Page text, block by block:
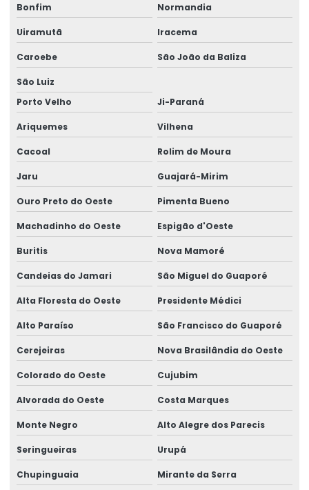
Ponte Rolante Com Controle Remoto
Ponte Rolante De Carga Até 16 Toneladas
Ponte Rolante Monoviga
Ponte Rolante Personalizada Para Carga
Pontes Rolantes Para Indústrias
Pórtico Rolante
Pórtico Rolante Biviga Brevil
Pórtico Rolante Com Controle Remoto
Pórtico Rolante De Carga Pesada
Pórtico Rolante Monoviga
Projetor De Linha Para Garfo De Empilhadeira
Projetos De Infraestrutura
Projetos Elétricos Industriais
Retrofitting De Circuitos Elétricos
Retrofitting De Infraestrutura Elétrica
Semipórtico Rolante
Semipórtico Rolante Biviga
Bonfim Normandia
Uiramutã Iracema
Caroebe São João da Baliza
São Luiz
Porto Velho
Ji-Paraná
Ariquemes Vilhena
Cacoal Rolim de Moura
Jaru Guajará-Mirim
Ouro Preto do Oeste Pimenta Bueno
Machadinho do Oeste Espigão d'Oeste
Buritis Nova Mamoré
Candeias do Jamari São Miguel do Guaporé
Alta Floresta do Oeste Presidente Médici
Alto Paraíso São Francisco do Guaporé
Cerejeiras Nova Brasilândia do Oeste
Colorado do Oeste Cujubim
Alvorada do Oeste Costa Marques
Monte Negro Alto Alegre dos Parecis
Seringueiras Urupá
Chupinguaia Mirante da Serra